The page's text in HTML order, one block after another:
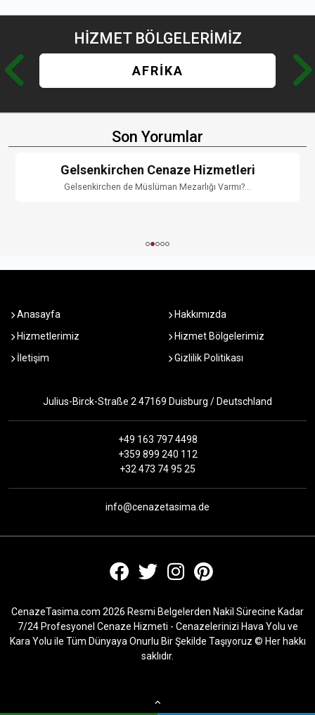
HİZMET BÖLGELERİMİZ
AFRİKA
Son Yorumlar
Gelsenkirchen Cenaze Hizmetleri
Gelsenkirchen de Müslüman Mezarlığı Varmı?...
Anasayfa
Hakkımızda
Hizmetlerimiz
Hizmet Bölgelerimiz
İletişim
Gizlilik Politikası
Julius-Birck-Straße 2 47169 Duisburg / Deutschland
+49 163 797 4498
+359 899 240 112
+32 473 74 95 25
info@cenazetasima.de
CenazeTasima.com 2026 Resmi Belgelerden Nakil Sürecine Kadar
7/24 Profesyonel Cenaze Hizmeti - Cenazelerinizi Hava Yolu ve
Kara Yolu ile Tüm Dünyaya Onurlu Bir Şekilde Taşıyoruz © Her hakkı
saklıdır.